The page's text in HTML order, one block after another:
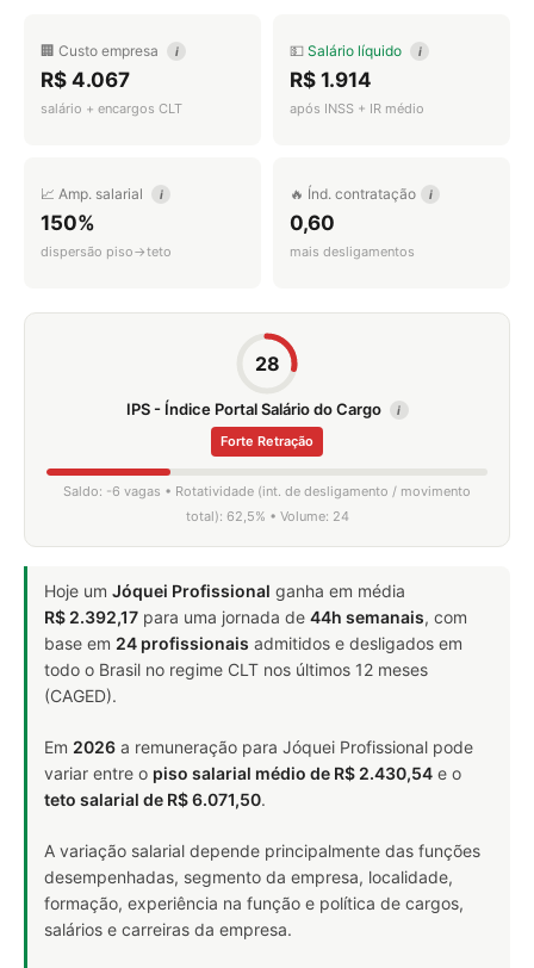
🏢 Custo empresa i
R$ 4.067
salário + encargos CLT
💵 Salário líquido i
R$ 1.914
após INSS + IR médio
📈 Amp. salarial i
150%
dispersão piso→teto
🔥 Índ. contratação i
0,60
mais desligamentos
28
IPS - Índice Portal Salário do Cargo i
Forte Retração
Saldo: -6 vagas • Rotatividade (int. de desligamento / movimento
total): 62,5% • Volume: 24
Hoje um Jóquei Profissional ganha em média
R$ 2.392,17 para uma jornada de 44h semanais, com
base em 24 profissionais admitidos e desligados em
todo o Brasil no regime CLT nos últimos 12 meses
(CAGED).
Em 2026 a remuneração para Jóquei Profissional pode
variar entre o piso salarial médio de R$ 2.430,54 e o
teto salarial de R$ 6.071,50.
A variação salarial depende principalmente das funções
desempenhadas, segmento da empresa, localidade,
formação, experiência na função e política de cargos,
salários e carreiras da empresa.